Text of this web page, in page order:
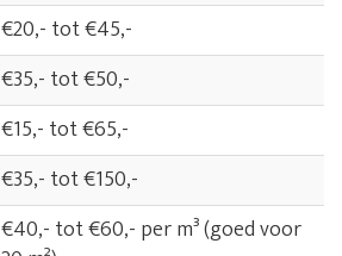
€20,- tot €45,-
€35,- tot €50,-
€15,- tot €65,-
€35,- tot €150,-
€40,- tot €60,- per m³ (goed voor